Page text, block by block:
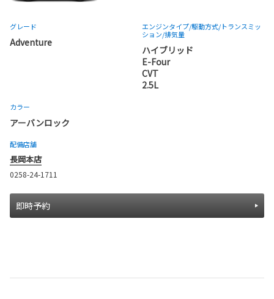
グレード
Adventure
エンジンタイプ/駆動方式/トランスミッ
ション/排気量
ハイブリッド
E-Four
CVT
2.5L
カラー
アーバンロック
配備店舗
長岡本店
0258-24-1711
即時予約